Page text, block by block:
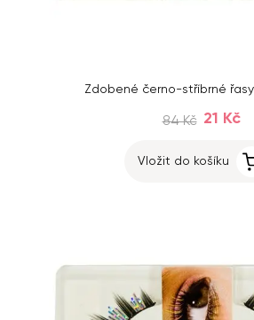
Zdobené černo-stříbrné
84 Kč 21 Kč
Vložit do košíku